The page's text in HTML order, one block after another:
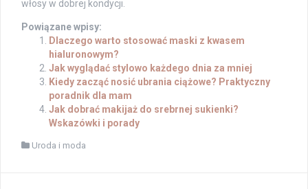
włosy w dobrej kondycji.
Powiązane wpisy:
Dlaczego warto stosować maski z kwasem
hialuronowym?
Jak wyglądać stylowo każdego dnia za mniej
Kiedy zacząć nosić ubrania ciążowe? Praktyczny
poradnik dla mam
Jak dobrać makijaż do srebrnej sukienki?
Wskazówki i porady
Uroda i moda